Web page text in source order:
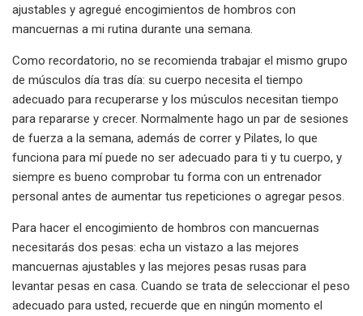
ajustables y agregué encogimientos de hombros con
mancuernas a mi rutina durante una semana.
Como recordatorio, no se recomienda trabajar el mismo grupo
de músculos día tras día: su cuerpo necesita el tiempo
adecuado para recuperarse y los músculos necesitan tiempo
para repararse y crecer. Normalmente hago un par de sesiones
de fuerza a la semana, además de correr y Pilates, lo que
funciona para mí puede no ser adecuado para ti y tu cuerpo, y
siempre es bueno comprobar tu forma con un entrenador
personal antes de aumentar tus repeticiones o agregar pesos.
Para hacer el encogimiento de hombros con mancuernas
necesitarás dos pesas: echa un vistazo a las mejores
mancuernas ajustables y las mejores pesas rusas para
levantar pesas en casa. Cuando se trata de seleccionar el peso
adecuado para usted, recuerde que en ningún momento el